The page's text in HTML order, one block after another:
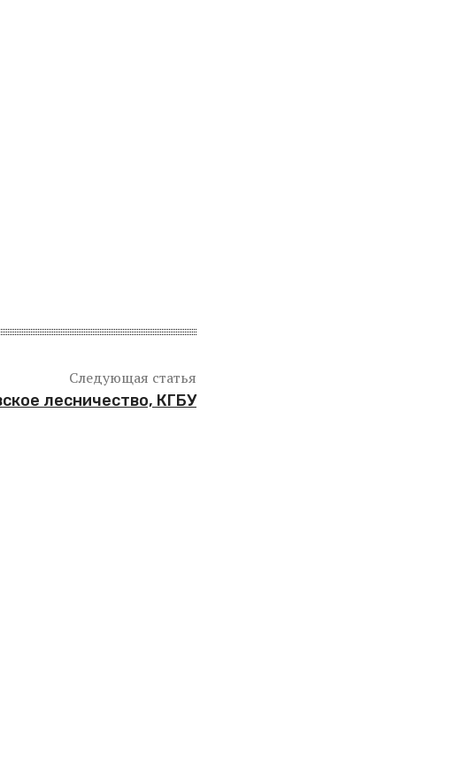
Следующая статья
лесничество, КГБУ